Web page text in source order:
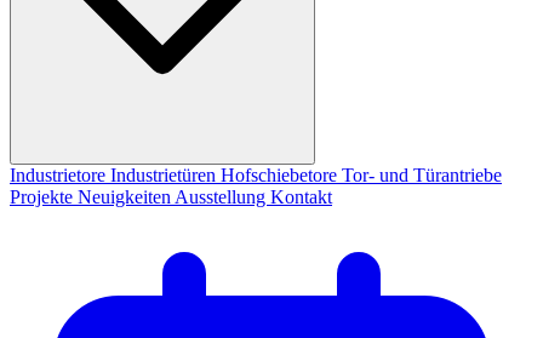
Industrietore Industrietüren Hofschiebetore Tor- und Türantriebe
Projekte Neuigkeiten Ausstellung Kontakt